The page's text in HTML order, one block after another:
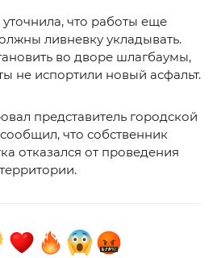
что работы еще
ливневку укладывать.
во дворе шлагбаумы,
не испортили новый асфальт.
представитель городской
что собственник
отказался от проведения